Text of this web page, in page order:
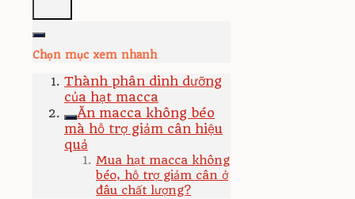
Chọn mục xem nhanh
Thành phân dinh dưỡng
của hạt macca
Ăn macca không béo
mà hỗ trợ giảm cân hiệu
quả
Mua hạt macca không
béo, hỗ trợ giảm cân ở
đâu chất lượng?